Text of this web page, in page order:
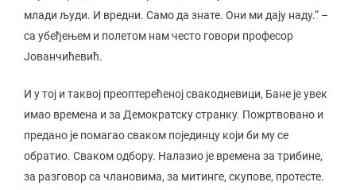
млади људи. И вредни. Само да знате. Они ми дају наду.“ –
са убеђењем и полетом нам често говори професор
Јованчићевић.
И у тој и таквој преоптерећеној свакодневици, Бане је увек
имао времена и за Демократску странку. Пожртвовано и
предано је помагао сваком појединцу који би му се
обратио. Сваком одбору. Налазио је времена за трибине,
за разговор са члановима, за митинге, скупове, протесте.